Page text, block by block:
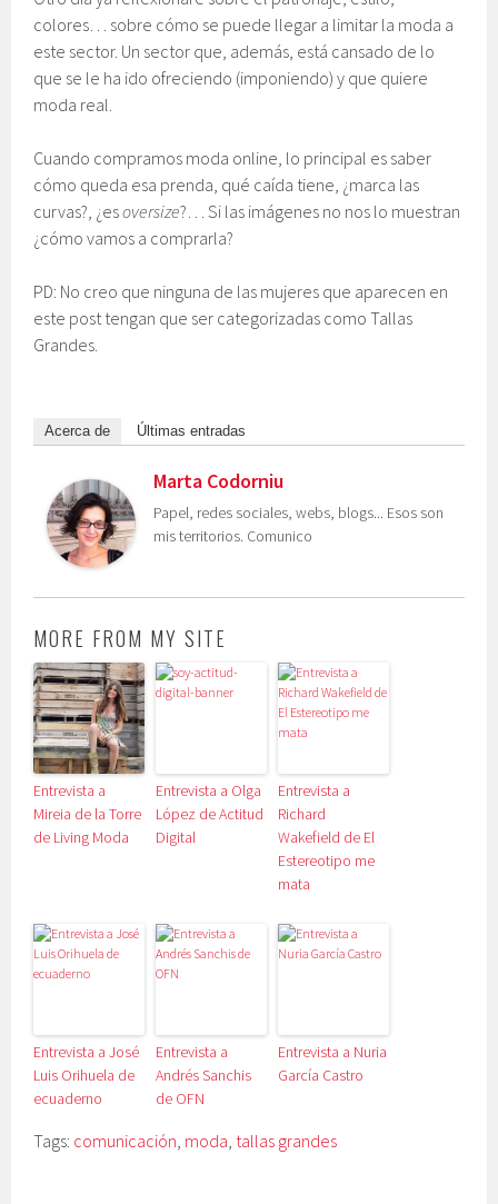
colores… sobre cómo se puede llegar a limitar la moda a
este sector. Un sector que, además, está cansado de lo
que se le ha ido ofreciendo (imponiendo) y que quiere
moda real.
Cuando compramos moda online, lo principal es saber
cómo queda esa prenda, qué caída tiene, ¿marca las
curvas?, ¿esoversize?… Si las imágenes no nos lo muestran
¿cómo vamos a comprarla?
PD: No creo que ninguna de las mujeres que aparecen en
este post tengan que ser categorizadas como Tallas
Grandes.
Acerca de Últimas entradas
Marta Codorniu
Papel, redes sociales, webs, blogs... Esos son
mis territorios. Comunico
MORE FROM MY SITE
Entrevista a
Mireia de la Torre
de Living Moda
Entrevista a Olga
López de Actitud
Digital
Entrevista a
Richard
Wakefield de El
Estereotipo me
mata
Entrevista a José
Luis Orihuela de
ecuaderno
Entrevista a
Andrés Sanchis
de OFN
Entrevista a Nuria
García Castro
Tags: comunicación, moda, tallas grandes